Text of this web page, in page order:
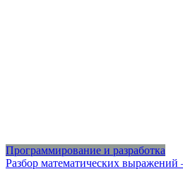
Программирование и разработка
Разбор математических